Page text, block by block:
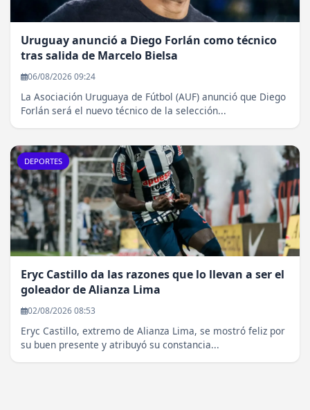
Uruguay anunció a Diego Forlán como técnico
tras salida de Marcelo Bielsa
06/08/2026 09:24
La Asociación Uruguaya de Fútbol (AUF) anunció que Diego
Forlán será el nuevo técnico de la selección...
DEPORTES
Eryc Castillo da las razones que lo llevan a ser el
goleador de Alianza Lima
02/08/2026 08:53
Eryc Castillo, extremo de Alianza Lima, se mostró feliz por
su buen presente y atribuyó su constancia...